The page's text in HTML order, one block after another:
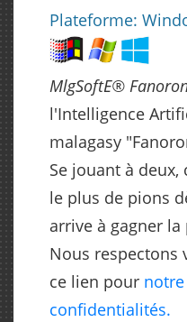
Plateforme:
MlgSoftE®
l'Intelligence
malagasy
Se jouant à deux,
le plus de pions
arrive à gagner
Nous respectons
ce lien pour
confidentialités.